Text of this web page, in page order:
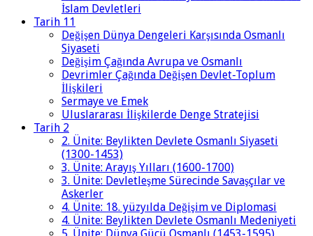
İslam Devletleri
Tarih 11
Değişen Dünya Dengeleri Karşısında Osmanlı
Siyaseti
Değişim Çağında Avrupa ve Osmanlı
Devrimler Çağında Değişen Devlet-Toplum
İlişkileri
Sermaye ve Emek
Uluslararası İlişkilerde Denge Stratejisi
Tarih 2
2. Ünite: Beylikten Devlete Osmanlı Siyaseti
(1300-1453)
3. Ünite: Arayış Yılları (1600-1700)
3. Ünite: Devletleşme Sürecinde Savaşçılar ve
Askerler
4. Ünite: 18. yüzyılda Değişim ve Diplomasi
4. Ünite: Beylikten Devlete Osmanlı Medeniyeti
5. Ünite: Dünya Gücü Osmanlı (1453-1595)